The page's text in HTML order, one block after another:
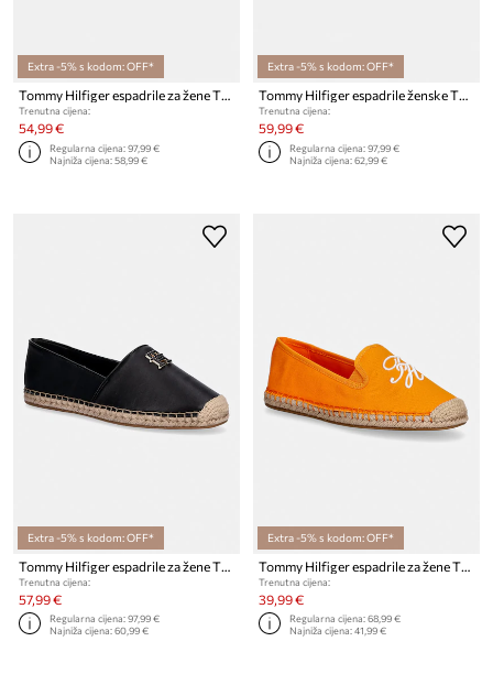
Extra -5% s kodom: OFF*
Tommy Hilfiger espadrile za žene TH LOGO LEATHER ESPADRILLE
Trenutna cijena:
54,99 €
Regularna cijena:97,99 €
Najniža cijena:58,99 €
Extra -5% s kodom: OFF*
Tommy Hilfiger espadrile ženske TH LOGO LEATHER ESPADRILLE
Trenutna cijena:
59,99 €
Regularna cijena:97,99 €
Najniža cijena:62,99 €
Extra -5% s kodom: OFF*
Trenutna cijena:
57,99 €
Regularna cijena:97,99 €
Najniža cijena:60,99 €
Extra -5% s kodom: OFF*
Trenutna cijena:
39,99 €
Regularna cijena:68,99 €
Najniža cijena:41,99 €